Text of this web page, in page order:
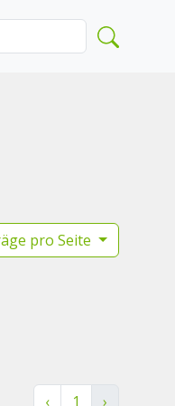
pro Seite
‹ 1 ›